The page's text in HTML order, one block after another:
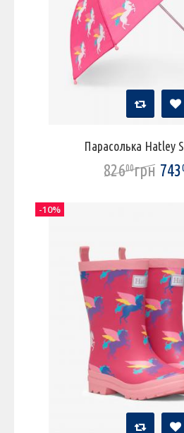
Парасолька Hatley
82600грн 743
-10%